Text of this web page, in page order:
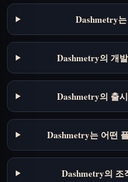
Dashmetry
Dashmetry의 개
Dashmetry의 출
Dashmetry는 어떤
Dashmetry의 조